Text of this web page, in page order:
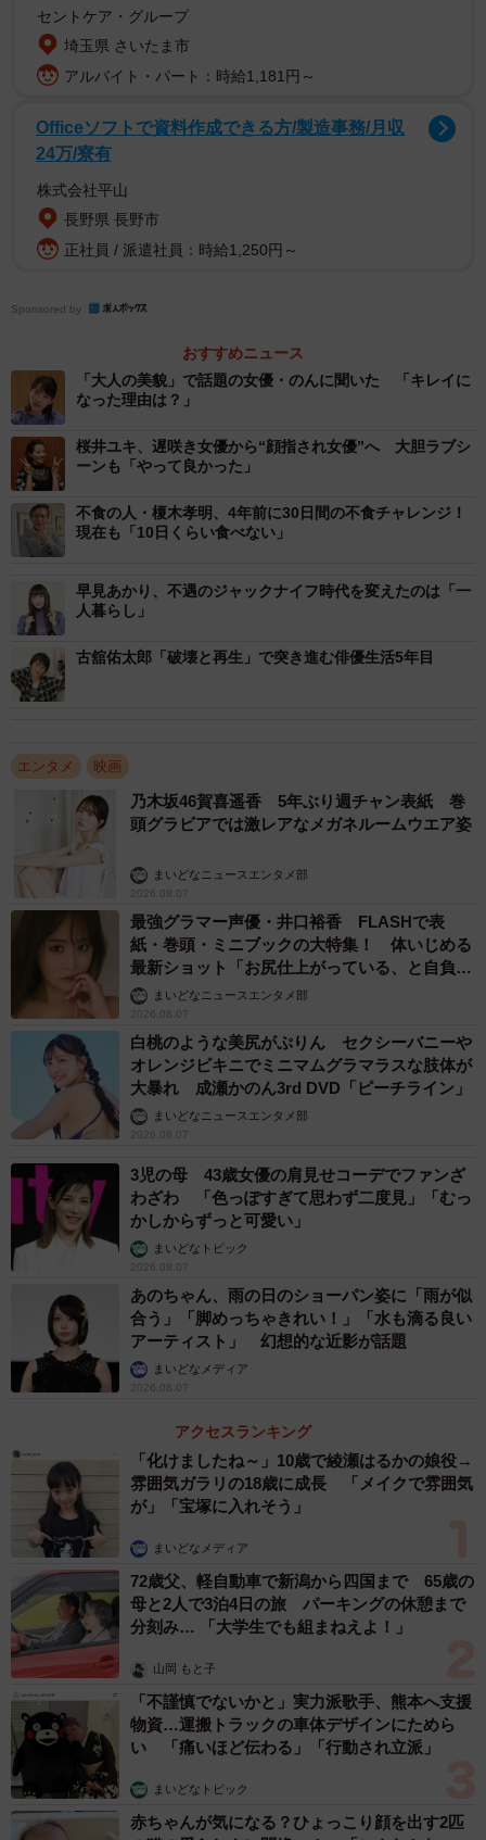
のくせに口が軽い！”との苦情や、朝や昼の番組からは、視
聴者層に合わないという理由で出演を見送られることも。
キャラ付けに悩んでいた時期も長かったので、“愛人”という
と嬉しかったけれど、まさか世間にこんなに批判されて嫌
われるとは…」と予想以上の反響に驚いた。
愛人キャラは女優業を掴み取るためのファーストインパク
トのつもりだった。しかしインパクトはあまりにも大き過
い。バラエティの仕事は来るけれど、ドラマの仕事に繋が
りづらい。女優としてのオファーは来ないのに、本物の愛
人と思われて一般の方から愛人オファーが来る。パブリッ
クイメージって凄い」と今だから笑える。
お笑いの一発屋と同じで、作り込んだキャラクター性も
日々の消耗に耐え切れずに消えていく確率が高い。橋本に
も「バラエティだけでやっていたら、すぐにネタもなくな
り飽きられる」という危機感があった。そんなときに思い
出したのは、下積み時代のこと。セリフももらえず、冬場
の川で死体役を経験した辛さと悔しさ。「遅咲きだからこ
す。だから調子に乗らない。充実していても満足せずに勉
強。いまだに一般の方たちと混ざって演技のワークショッ
愛人キャラからかけ離れた生真面目な姿勢。その意外性が
ウケた。「朝ドラ『まんぷく』では、男性経験のない役を
いただいたり、愛人キャラとは違う内面を面白がってくれ
る方が増えました。愛人キャラによって嫌われることもあ
ったけれど、同時にイメージの幅も広がった気がする」
と“国民的愛人”という肩書に感謝する。
愛人ブレイクした平成も終わり、新時代の令和で橋本が目
指すのは“国民的本妻”だ。「結婚もしたいですが、仕事面で
も愛人という日陰ではなく、本妻として堂々と歩きたい。
批判されず、人に嫌われることなく女優業1本で我が道を歩
きたい。愛人キャラを5年もやり続ければセクシーさも身に
なっていきたい」と長年の夢を本格的に叶えるつもり。
愛人というキャラクターに信憑性を持たせて演じてきた力
量は確かなもの。それを超えるものが果たして出せるの
か。国民的本妻・橋本マナミの活躍はいかに。
セントケア・グループ
埼玉県 さいたま市
アルバイト・パート：時給1,181円～
Officeソフトで資料作成できる方/製造事務/月収
24万/寮有
株式会社平山
長野県 長野市
正社員 / 派遣社員：時給1,250円～
Sponsored by
おすすめニュース
「大人の美貌」で話題の女優・のんに聞いた 「キレイに
なった理由は？」
桜井ユキ、遅咲き女優から“顔指され女優”へ 大胆ラブシ
ーンも「やって良かった」
不食の人・榎木孝明、4年前に30日間の不食チャレンジ！
現在も「10日くらい食べない」
早見あかり、不遇のジャックナイフ時代を変えたのは「一
人暮らし」
古舘佑太郎「破壊と再生」で突き進む俳優生活5年目
エンタメ 映画
乃木坂46賀喜遥香 5年ぶり週チャン表紙 巻
頭グラビアでは激レアなメガネルームウエア姿
まいどなニュースエンタメ部
2026.08.07
最強グラマー声優・井口裕香 FLASHで表
紙・巻頭・ミニブックの大特集！ 体いじめる
最新ショット「お尻仕上がっている、と自負し
ています」「いくつになっても理想の身体でい
たい」
まいどなニュースエンタメ部
2026.08.07
白桃のような美尻がぷりん セクシーバニーや
オレンジビキニでミニマムグラマラスな肢体が
大暴れ 成瀬かのん3rd DVD「ピーチライン」
まいどなニュースエンタメ部
2026.08.07
3児の母 43歳女優の肩見せコーデでファンざ
わざわ 「色っぽすぎて思わず二度見」「むっ
かしからずっと可愛い」
まいどなトピック
2026.08.07
あのちゃん、雨の日のショーパン姿に「雨が似
合う」「脚めっちゃきれい！」「水も滴る良い
アーティスト」 幻想的な近影が話題
まいどなメディア
2026.08.07
アクセスランキング
「化けましたね～」10歳で綾瀬はるかの娘役→
雰囲気ガラリの18歳に成長 「メイクで雰囲気
が」「宝塚に入れそう」
まいどなメディア
72歳父、軽自動車で新潟から四国まで 65歳の
母と2人で3泊4日の旅 パーキングの休憩まで
分刻み… 「大学生でも組まねえよ！」
山岡 もと子
「不謹慎でないかと」実力派歌手、熊本へ支援
物資…運搬トラックの車体デザインにためら
い 「痛いほど伝わる」「行動され立派」
まいどなトピック
赤ちゃんが気になる？ひょっこり顔を出す2匹